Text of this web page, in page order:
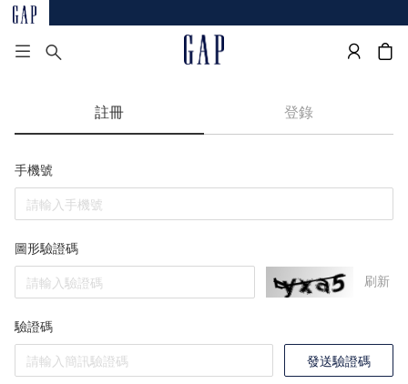
註冊 登錄
手機號
圖形驗證碼
刷新
驗證碼
發送驗證碼